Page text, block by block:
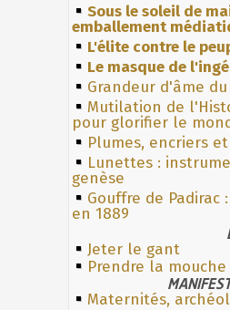
Sous le soleil de
emballement
L'élite contre le
Le masque de
Grandeur d'âme
Mutilation de
pour glorifier le
Plumes, encriers
Lunettes :
genèse
Gouffre de
en 1889
Jeter le gant
Prendre la mouche
Maternités,